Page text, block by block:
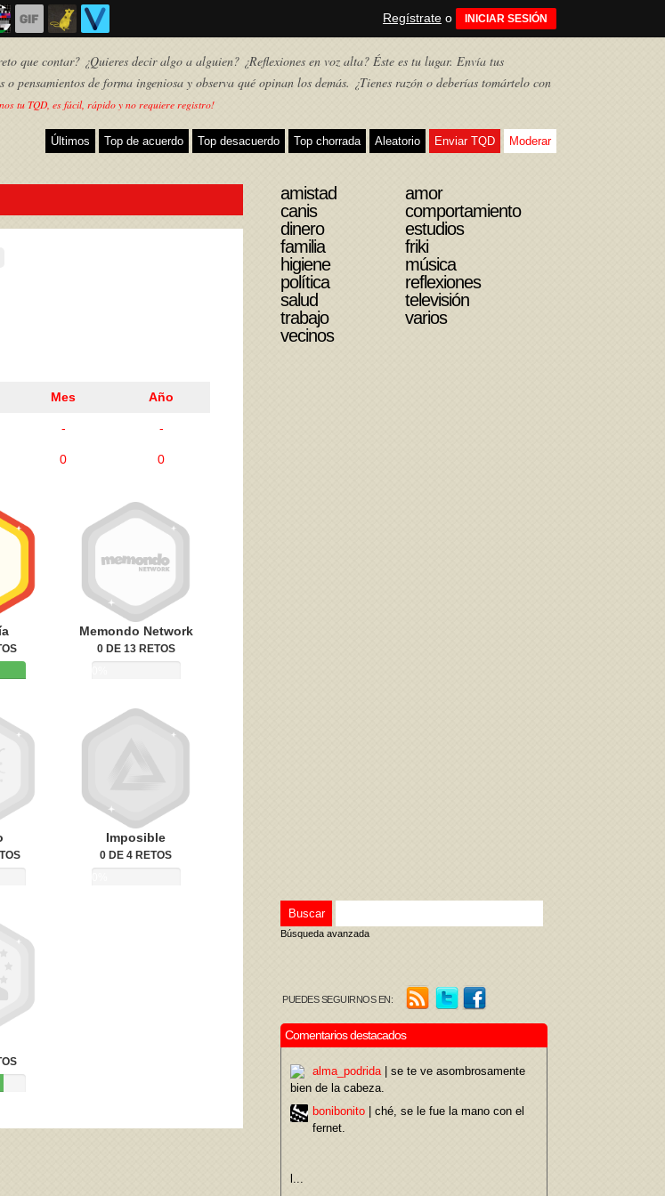
Regístrate o INICIAR SESIÓN
que contar? ¿Quieres decir algo a alguien? ¿Reflexiones en voz alta? Éste es tu lugar. Envía tus
o pensamientos de forma ingeniosa y observa qué opinan los demás. ¿Tienes razón o deberías tomártelo con
tu TQD, es fácil, rápido y no requiere registro!
Últimos Top de acuerdo Top desacuerdo Top chorrada Aleatorio Enviar TQD Moderar
Mes Año
- -
0 0
Memondo Network
0 DE 13 RETOS
Imposible
0 DE 4 RETOS
amistad
amor
canis
comportamiento
dinero
estudios
familia
friki
higiene
música
política
reflexiones
salud
televisión
trabajo
varios
vecinos
Búsqueda avanzada
PUEDES SEGUIRNOS EN:
Comentarios destacados
alma_podrida| se te ve asombrosamente
bien de la cabeza.
bonibonito | ché, se le fue la mano con el
fernet.
l...